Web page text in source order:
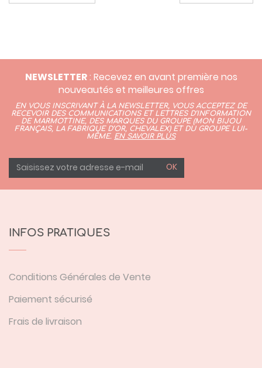
NEWSLETTER: Recevez en avant première nos
nouveautés et meilleures offres
EN VOUS INSCRIVANT À LA NEWSLETTER, VOUS ACCEPTEZ DE
RECEVOIR DES COMMUNICATIONS ET LETTRES D’INFORMATION
DE MARMOTTINE, DES MARQUES DU GROUPE (MON BIJOU
FRANÇAIS, LA FABRIQUE D’OR, CHEVALEX)ET DU GROUPE LUI-
MÊME. EN SAVOIR PLUS
OK
INFOS PRATIQUES
Conditions Générales de Vente
Paiement sécurisé
Frais de livraison